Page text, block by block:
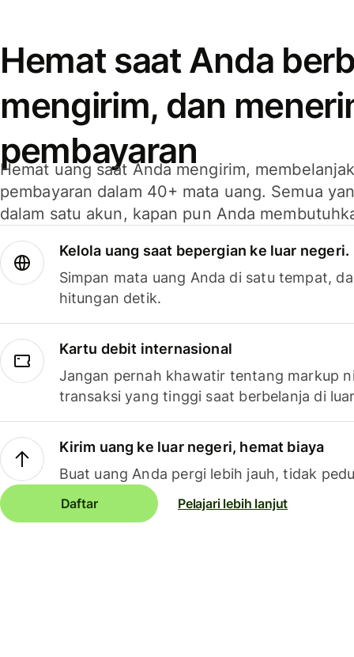
Hemat saat Anda
mengirim, dan
pembayaran
Hemat uang saat Anda mengirim,
pembayaran dalam 40+ mata uang. Semua
dalam satu akun, kapan pun Anda
Kelola uang saat bepergian ke luar negeri.
Simpan mata uang Anda di satu tempat,
hitungan detik.
Kartu debit internasional
Jangan pernah khawatir tentang markup
transaksi yang tinggi saat berbelanja di
Kirim uang ke luar negeri, hemat biaya
Buat uang Anda pergi lebih jauh, tidak
Daftar Pelajari lebih lanjut